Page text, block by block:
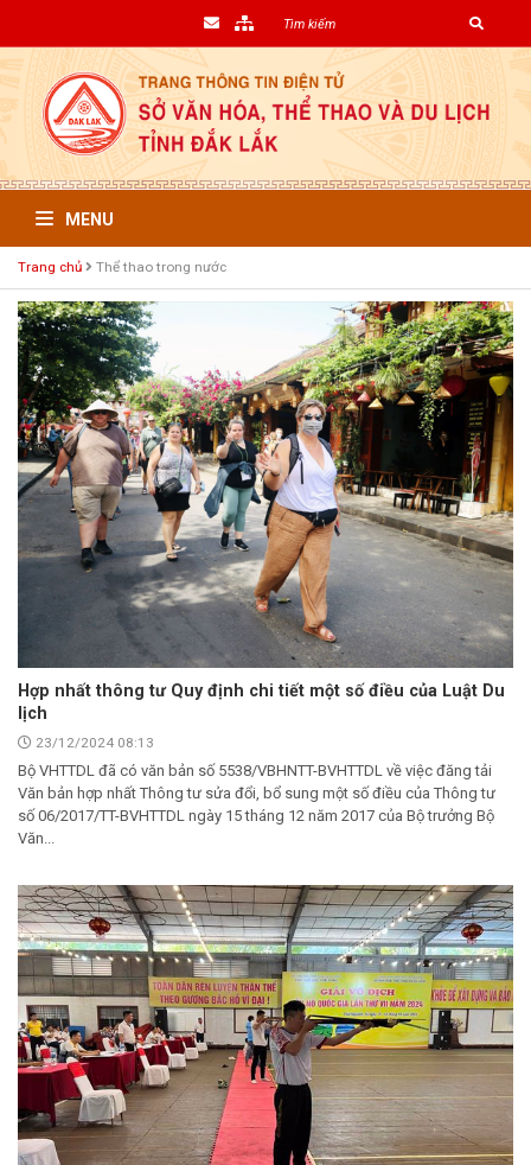
MENU
Trang chủ Thể thao trong nước
Hợp nhất thông tư Quy định chi tiết một số điều của Luật Du
lịch
23/12/2024 08:13
Bộ VHTTDL đã có văn bản số 5538/VBHNTT-BVHTTDL về việc đăng tải
Văn bản hợp nhất Thông tư sửa đổi, bổ sung một số điều của Thông tư
số 06/2017/TT-BVHTTDL ngày 15 tháng 12 năm 2017 của Bộ trưởng Bộ
Văn...